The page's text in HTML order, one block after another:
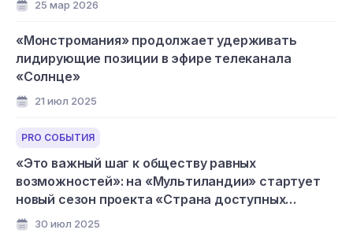
25 мар 2026
«Монстромания» продолжает удерживать
лидирующие позиции в эфире телеканала
«Солнце»
21 июл 2025
PRO СОБЫТИЯ
«Это важный шаг к обществу равных
возможностей»: на «Мультиландии» стартует
новый сезон проекта «Страна доступных
мультфильмов»
30 июл 2025